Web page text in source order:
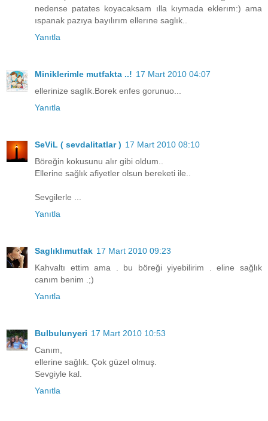
nedense patates koyacaksam ılla kıymada eklerım:) ama
ıspanak pazıya bayılırım ellerıne saglık..
Yanıtla
Miniklerimle mutfakta ..! 17 Mart 2010 04:07
ellerinize saglik.Borek enfes gorunuo...
Yanıtla
SeViL ( sevdalitatlar ) 17 Mart 2010 08:10
Böreğin kokusunu alır gibi oldum..
Ellerine sağlık afiyetler olsun bereketi ile..
Sevgilerle ...
Yanıtla
Saglıklımutfak 17 Mart 2010 09:23
Kahvaltı ettim ama . bu böreği yiyebilirim . eline sağlık
canım benim .;)
Yanıtla
Bulbulunyeri 17 Mart 2010 10:53
Canım,
ellerine sağlık. Çok güzel olmuş.
Sevgiyle kal.
Yanıtla